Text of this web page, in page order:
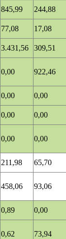
845,99
244,88
77,08
17,08
3.431,56
309,51
0,00 922,46
0,00
0,00
0,00
0,00
0,00 0,00
211,98
65,70
458,06 93,06
0,89
0,00
0,62 73,94